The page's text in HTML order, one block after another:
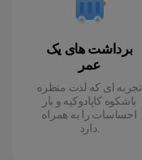
برداشت های یک
عمر
تجربه ای که لذت منظره
باشکوه کاپادوکیه و بار
احساسات را به همراه
دارد.